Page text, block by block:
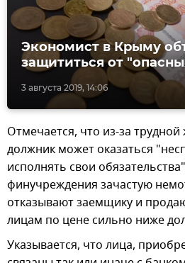
3 августа 2019, 14:06
Экономист в Крыму
защититься от
Отмечается, что из-за
должник может оказаться
исполнять свои
финучреждения зачастую
отказывают заемщику и
лицам по цене сильно ниже
Указывается, что лица,